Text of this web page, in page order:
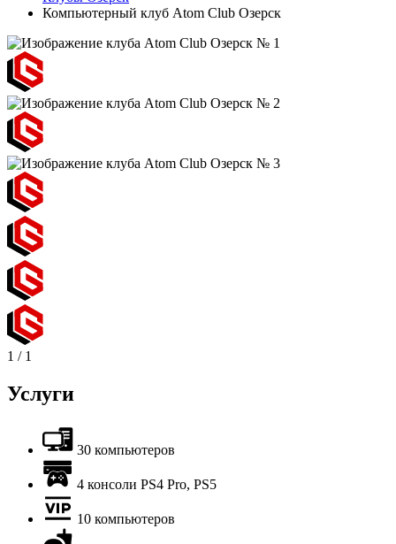
Компьютерный клуб Atom Club Озерск
1 / 1
Услуги
30 компьютеров
4 консоли PS4 Pro, PS5
10 компьютеров